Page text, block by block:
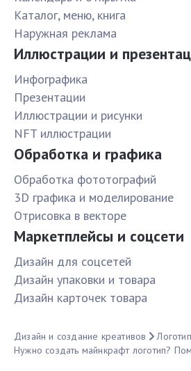
Каталог, меню, книга
Наружная реклама
Иллюстрации и
Инфографика
Презентации
Иллюстрации и рисунки
NFT иллюстрации
Обработка и графика
Обработка фототографий
3D графика и моделирование
Отрисовка в векторе
Маркетплейсы и соцсети
Дизайн для соцсетей
Дизайн упаковки и товара
Дизайн карточек товара
Дизайн и создание креативов
Нужно создать майнкрафт логотип?